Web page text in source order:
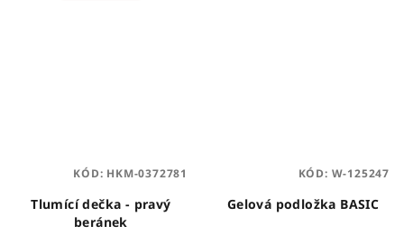
Tlumící dečka - pravý
beránek
KÓD: HKM-0372781
Gelová podložka BASIC
KÓD: W-125247